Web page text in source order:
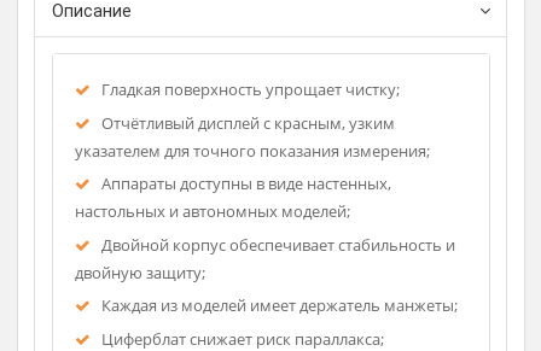
Страна-производитель:
Описание
Гладкая поверхность упрощает чистку;
Отчётливый дисплей с красным, узким